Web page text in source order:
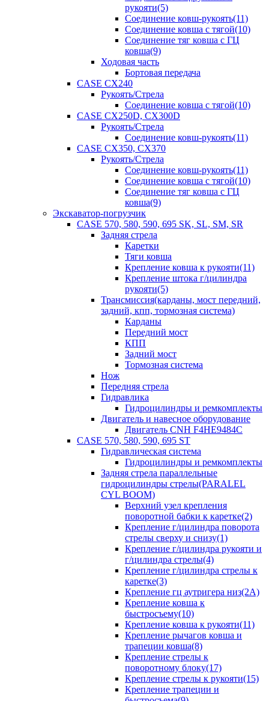
рукояти(5)
Соединение ковш-рукоять(11)
Соединение ковша с тягой(10)
Соединение тяг ковша с ГЦ
ковша(9)
Ходовая часть
Бортовая передача
CASE CX240
Рукоять/Стрела
Соединение ковша с тягой(10)
CASE CX250D, CX300D
Рукоять/Стрела
Соединение ковш-рукоять(11)
CASE CX350, CX370
Рукоять/Стрела
Соединение ковш-рукоять(11)
Соединение ковша с тягой(10)
Соединение тяг ковша с ГЦ
ковша(9)
Экскаватор-погрузчик
CASE 570, 580, 590, 695 SK, SL, SM, SR
Задняя стрела
Каретки
Тяги ковша
Крепление ковша к рукояти(11)
Крепление штока г/цилиндра
рукояти(5)
Трансмиссия(карданы, мост передний,
задний, кпп, тормозная система)
Карданы
Передний мост
КПП
Задний мост
Тормозная система
Нож
Передняя стрела
Гидравлика
Гидроцилиндры и ремкомплекты
Двигатель и навесное оборудование
Двигатель CNH F4HE9484C
CASE 570, 580, 590, 695 ST
Гидравлическая система
Гидроцилиндры и ремкомплекты
Задняя стрела параллельные
гидроцилиндры стрелы(PARALEL
CYL BOOM)
Верхний узел крепления
поворотной бабки к каретке(2)
Крепление г/цилиндра поворота
стрелы сверху и снизу(1)
Крепление г/цилиндра рукояти и
г/цилиндра стрелы(4)
Крепление г/цилиндра стрелы к
каретке(3)
Крепление гц аутригера низ(2А)
Крепление ковша к
быстросъему(10)
Крепление ковша к рукояти(11)
Крепление рычагов ковша и
трапеции ковша(8)
Крепление стрелы к
поворотному блоку(17)
Крепление стрелы к рукояти(15)
Крепление трапеции и